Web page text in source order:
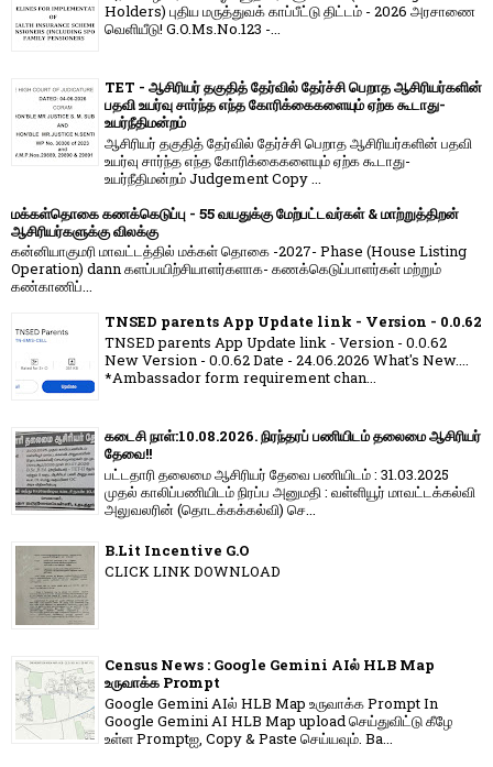
Holders) புதிய மருத்துவக் காப்பீட்டு திட்டம் - 2026 அரசாணை
வெளியீடு! G.O.Ms.No.123 -...
TET - ஆசிரியர் தகுதித் தேர்வில் தேர்ச்சி பெறாத ஆசிரியர்களின்
பதவி உயர்வு சார்ந்த எந்த கோரிக்கைகளையும் ஏற்க கூடாது-
உயர்நீதிமன்றம்
ஆசிரியர் தகுதித் தேர்வில் தேர்ச்சி பெறாத ஆசிரியர்களின் பதவி
உயர்வு சார்ந்த எந்த கோரிக்கைகளையும் ஏற்க கூடாது-
உயர்நீதிமன்றம் Judgement Copy ...
மக்கள்தொகை கணக்கெடுப்பு - 55 வயதுக்கு மேற்பட்டவர்கள் & மாற்றுத்திறன்
ஆசிரியர்களுக்கு விலக்கு
கன்னியாகுமரி மாவட்டத்தில் மக்கள் தொகை -2027- Phase (House Listing
Operation) dann களப்பயிற்சியாளர்களாக- கணக்கெடுப்பாளர்கள் மற்றும்
கண்காணிப்...
TNSED parents App Update link - Version - 0.0.62
TNSED parents App Update link - Version - 0.0.62
New Version - 0.0.62 Date - 24.06.2026 What's New....
*Ambassador form requirement chan...
கடைசி நாள்:10.08.2026. நிரந்தரப் பணியிடம் தலைமை ஆசிரியர்
தேவை!!
பட்டதாரி தலைமை ஆசிரியர் தேவை பணியிடம் : 31.03.2025
முதல் காலிப்பணியிடம் நிரப்ப அனுமதி : வள்ளியூர் மாவட்டக்கல்வி
அலுவலரின் (தொடக்கக்கல்வி) செ...
B.Lit Incentive G.O
CLICK LINK DOWNLOAD
Census News : Google Gemini AIல் HLB Map
உருவாக்க Prompt
Google Gemini AIல் HLB Map உருவாக்க Prompt In
Google Gemini AI HLB Map upload செய்துவிட்டு கீழே
உள்ள Promptஐ, Copy & Paste செய்யவும். Ba...